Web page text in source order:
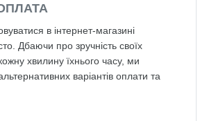
в інтернет-магазині
Дбаючи про зручність своїх
хвилину їхнього часу, ми
варіантів оплати та